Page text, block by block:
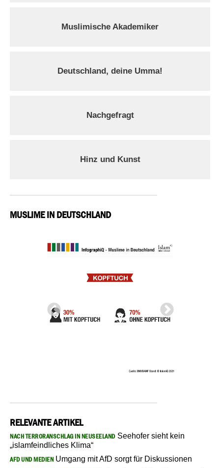
Muslimische Akademiker
Deutschland, deine Umma!
Nachgefragt
Hinz und Kunst
MUSLIME IN DEUTSCHLAND
RELEVANTE ARTIKEL
NACH TERRORANSCHLAG IN NEUSEELANDSeehofer sieht kein
„islamfeindliches Klima“
AFD UND MEDIEN Umgang mit AfD sorgt für Diskussionen